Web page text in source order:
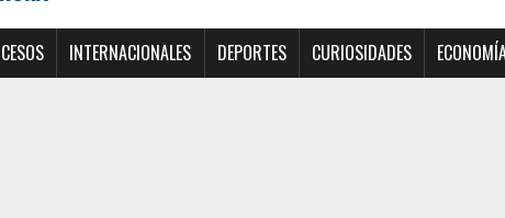
INTERNACIONALES DEPORTES CURIOSIDADES